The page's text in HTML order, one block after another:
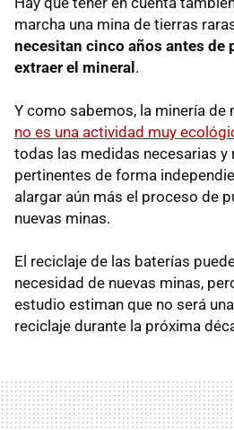
marcha una mina de tierras
necesitan cinco años antes de
extraer el mineral.
Y como sabemos, la minería de
no es una actividad muy
todas las medidas necesarias y
pertinentes de forma
alargar aún más el proceso de
nuevas minas.
El reciclaje de las baterías
necesidad de nuevas minas,
estudio estiman que no será
reciclaje durante la próxima